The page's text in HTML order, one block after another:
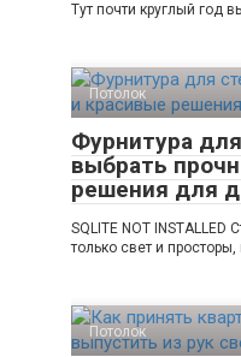
Тут почти круглый год
Потолок
Фурнитура
выбрать
решения для
SQLITE NOT INSTALLED
только свет и просторы,
Потолок